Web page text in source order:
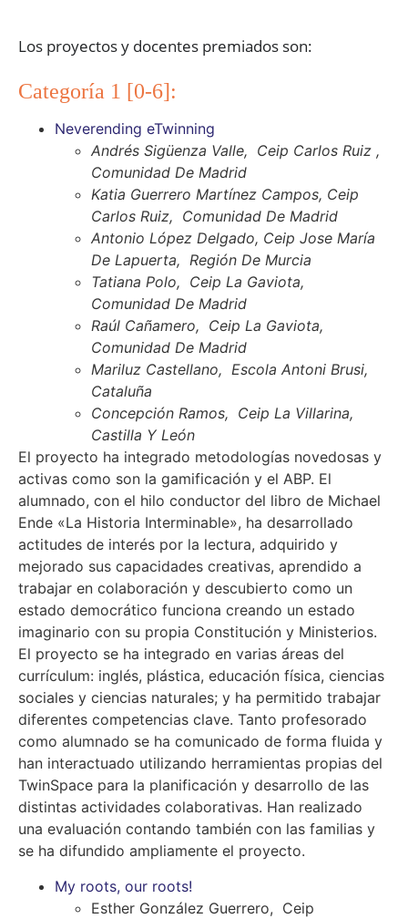
Los proyectos y docentes premiados son:
Categoría 1 [0-6]:
Neverending eTwinning
Andrés Sigüenza Valle, Ceip Carlos Ruiz ,
Comunidad De Madrid
Katia Guerrero Martínez Campos, Ceip
Carlos Ruiz, Comunidad De Madrid
Antonio López Delgado, Ceip Jose María
De Lapuerta, Región De Murcia
Tatiana Polo, Ceip La Gaviota,
Comunidad De Madrid
Raúl Cañamero, Ceip La Gaviota,
Comunidad De Madrid
Mariluz Castellano, Escola Antoni Brusi,
Cataluña
Concepción Ramos, Ceip La Villarina,
Castilla Y León
El proyecto ha integrado metodologías novedosas y
activas como son la gamificación y el ABP. El
alumnado, con el hilo conductor del libro de Michael
Ende «La Historia Interminable», ha desarrollado
actitudes de interés por la lectura, adquirido y
mejorado sus capacidades creativas, aprendido a
trabajar en colaboración y descubierto como un
estado democrático funciona creando un estado
imaginario con su propia Constitución y Ministerios.
El proyecto se ha integrado en varias áreas del
currículum: inglés, plástica, educación física, ciencias
sociales y ciencias naturales; y ha permitido trabajar
diferentes competencias clave. Tanto profesorado
como alumnado se ha comunicado de forma fluida y
han interactuado utilizando herramientas propias del
TwinSpace para la planificación y desarrollo de las
distintas actividades colaborativas. Han realizado
una evaluación contando también con las familias y
se ha difundido ampliamente el proyecto.
My roots, our roots!
Esther González Guerrero, Ceip